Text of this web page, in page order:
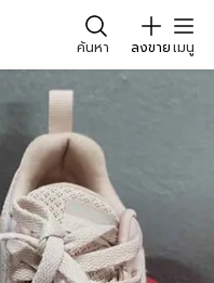
ค้นหา ลงขายเมนู